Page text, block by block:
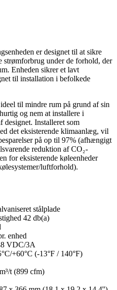
er designet til at sikre
under de forhold, der
Enheden sikrer et lavt
til installation i befolkede
til mindre rum på grund af sin
og nem at installere i
designet. Installeret som
det eksisterende klimaanlæg, vil
på op til 97% (afhængigt
reduktion af CO₂-
for eksisterende køleenheder
luftforhold).
stålplade
42 db(a)
enhed
VDC/3A
+60°C (-13°F / 140°F)
t (899 cfm)